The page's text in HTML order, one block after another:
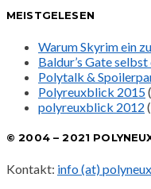
MEISTGELESEN
Warum Skyrim ein
Baldur’s Gate selbst
Polytalk &
Polyreuxblick 2015
polyreuxblick 2012
© 2004 – 2021
Kontakt: info (at)